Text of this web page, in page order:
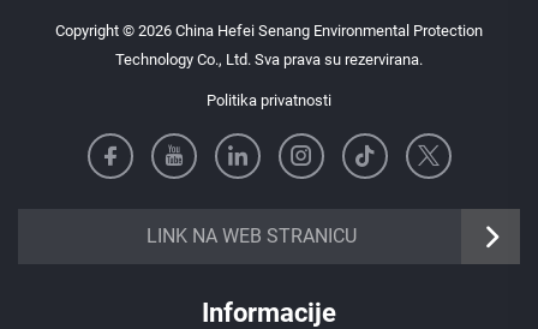
Copyright © 2026 China Hefei Senang Environmental Protection
Technology Co., Ltd. Sva prava su rezervirana.
Politika privatnosti
LINK NA WEB STRANICU
https://senangbz.en.alibaba.com
Informacije